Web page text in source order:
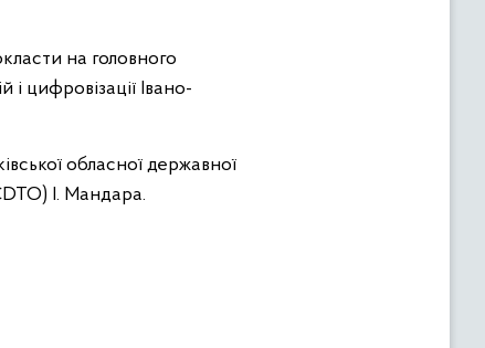
на головного
цифровізації Івано-
обласної державної
І. Мандара.